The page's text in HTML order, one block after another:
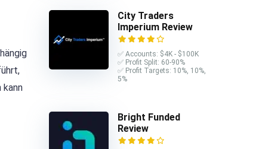
kann
City Traders
Imperium Review
✅ Accounts: $4K - $100K
✅ Profit Split: 60-90%
✅ Profit Targets: 10%, 10%,
5%
Bright Funded
Review